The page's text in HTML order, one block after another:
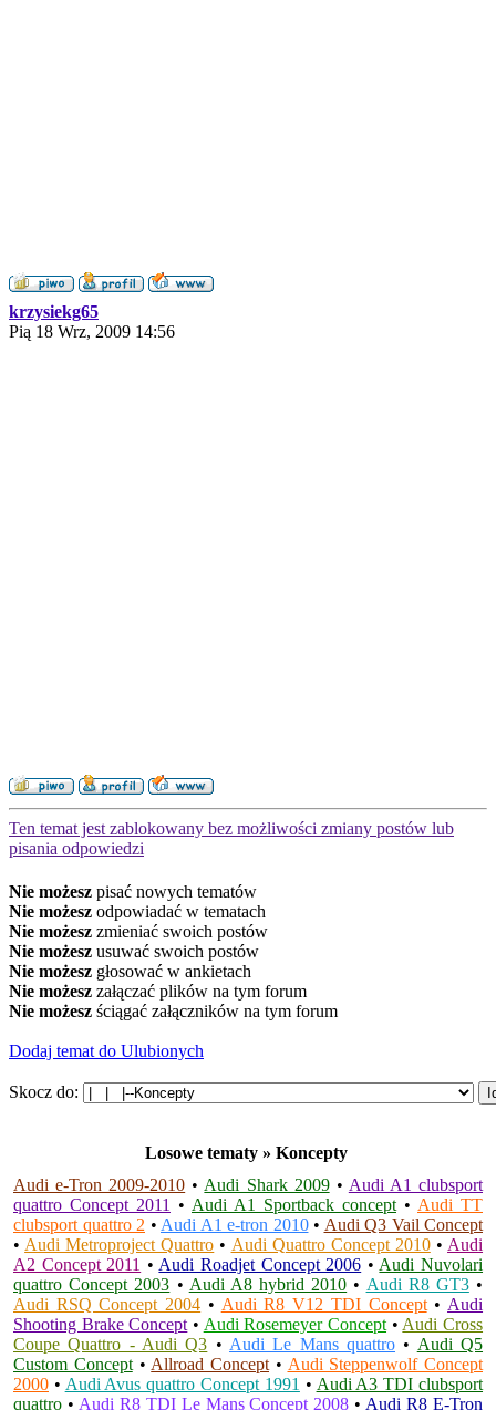
krzysiekg65
Pią 18 Wrz, 2009 14:56
Ten temat jest zablokowany bez możliwości zmiany postów lub
pisania odpowiedzi
Nie możesz pisać nowych tematów
Nie możesz odpowiadać w tematach
Nie możesz zmieniać swoich postów
Nie możesz usuwać swoich postów
Nie możesz głosować w ankietach
Nie możesz załączać plików na tym forum
Nie możesz ściągać załączników na tym forum
Dodaj temat do Ulubionych
Skocz do:
Losowe tematy » Koncepty
Audi e-Tron 2009-2010 • Audi Shark 2009• Audi A1 clubsport
quattro Concept 2011
• Audi A1 Sportback concept • Audi TT
clubsport quattro 2 • Audi A1 e-tron 2010• Audi Q3 Vail Concept
• Audi Metroproject Quattro • Audi Quattro Concept 2010• Audi
A2 Concept 2011 • Audi Roadjet Concept 2006 • Audi Nuvolari
quattro Concept 2003 • Audi A8 hybrid 2010 • Audi R8 GT3•
Audi RSQ Concept 2004 • Audi R8 V12 TDI Concept• Audi
Shooting Brake Concept • Audi Rosemeyer Concept • Audi Cross
Coupe Quattro - Audi Q3 • Audi Le Mans quattro • Audi Q5
Custom Concept• Allroad Concept • Audi Steppenwolf Concept
2000 • Audi Avus quattro Concept 1991 • Audi A3 TDI clubsport
quattro • Audi R8 TDI Le Mans Concept 2008 • Audi R8 E-Tron